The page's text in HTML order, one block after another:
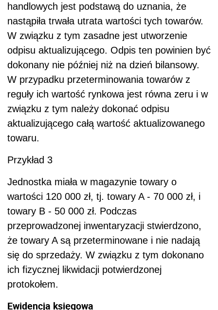
handlowych jest podstawą do uznania, że
nastąpiła trwała utrata wartości tych towarów.
W związku z tym zasadne jest utworzenie
odpisu aktualizującego. Odpis ten powinien być
dokonany nie później niż na dzień bilansowy.
W przypadku przeterminowania towarów z
reguły ich wartość rynkowa jest równa zeru i w
związku z tym należy dokonać odpisu
aktualizującego całą wartość aktualizowanego
towaru.
Przykład 3
Jednostka miała w magazynie towary o
wartości 120 000 zł, tj. towary A - 70 000 zł, i
towary B - 50 000 zł. Podczas
przeprowadzonej inwentaryzacji stwierdzono,
że towary A są przeterminowane i nie nadają
się do sprzedaży. W związku z tym dokonano
ich fizycznej likwidacji potwierdzonej
protokołem.
Ewidencja księgowa